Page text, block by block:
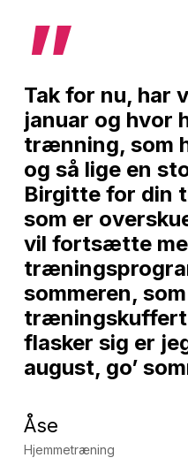
”
Tak for nu, har
januar og hvor
trænning, som
og så lige en
Birgitte for din
som er
vil fortsætte
sommeren,
flasker sig er
august, go’
Åse
Hjemmetræning